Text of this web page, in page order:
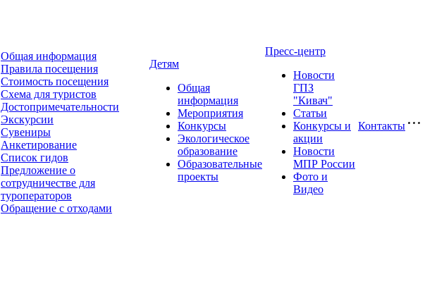
Общая информация
Правила посещения
Стоимость посещения
Схема для туристов
Достопримечательности
Экскурсии
Сувениры
Анкетирование
Список гидов
Предложение о
сотрудничестве для
туроператоров
Обращение с отходами
Детям
Общая
информация
Мероприятия
Конкурсы
Экологическое
образование
Образовательные
проекты
Пресс-центр
Новости
ГПЗ
"Кивач"
Статьи
Конкурсы и
акции
Новости
МПР России
Фото и
Видео
Контакты